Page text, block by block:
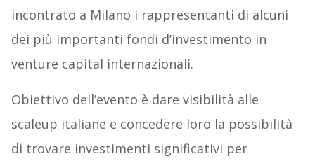
incontrato a Milano i rappresentanti di alcuni
dei più importanti fondi d’investimento in
venture capital internazionali.
Obiettivo dell’evento è dare visibilità alle
scaleup italiane e concedere loro la possibilità
di trovare investimenti significativi per